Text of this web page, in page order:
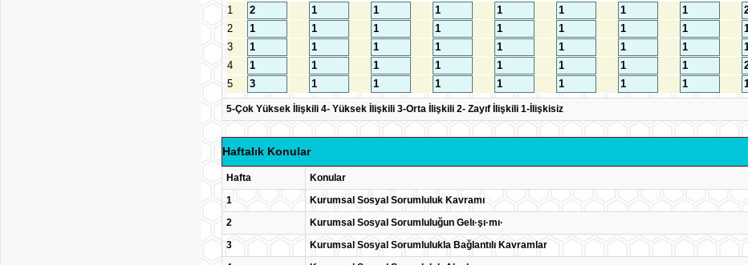
1
2
3
4
5
5-Çok Yüksek İlişkili 4- Yüksek İlişkili 3-Orta İlişkili 2- Zayıf İlişkili 1-İlişkisiz
Haftalık Konular
Hafta
Konular
1
Kurumsal Sosyal Sorumluluk Kavramı
2
Kurumsal Sosyal Sorumluluğun Gelı·şı·mı·
3
Kurumsal Sosyal Sorumlulukla Bağlantılı Kavramlar